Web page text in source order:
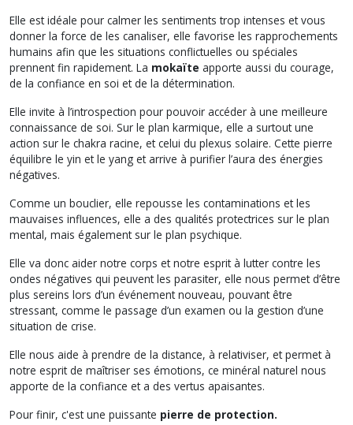
Elle est idéale pour calmer les sentiments trop intenses et vous
donner la force de les canaliser, elle favorise les rapprochements
humains afin que les situations conflictuelles ou spéciales
prennent fin rapidement. La mokaïte apporte aussi du courage,
de la confiance en soi et de la détermination.
Elle invite à l’introspection pour pouvoir accéder à une meilleure
connaissance de soi. Sur le plan karmique, elle a surtout une
action sur le chakra racine, et celui du plexus solaire. Cette pierre
équilibre le yin et le yang et arrive à purifier l’aura des énergies
négatives.
Comme un bouclier, elle repousse les contaminations et les
mauvaises influences, elle a des qualités protectrices sur le plan
mental, mais également sur le plan psychique.
Elle va donc aider notre corps et notre esprit à lutter contre les
ondes négatives qui peuvent les parasiter, elle nous permet d’être
plus sereins lors d’un événement nouveau, pouvant être
stressant, comme le passage d’un examen ou la gestion d’une
situation de crise.
Elle nous aide à prendre de la distance, à relativiser, et permet à
notre esprit de maîtriser ses émotions, ce minéral naturel nous
apporte de la confiance et a des vertus apaisantes.
Pour finir, c'est une puissante pierre de protection.